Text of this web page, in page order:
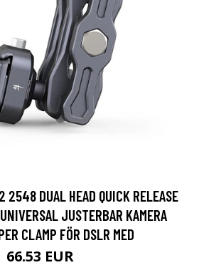
2548 DUAL HEAD QUICK RELEASE
JUSTERBAR KAMERA
CLAMP FÖR DSLR MED
66.53 EUR